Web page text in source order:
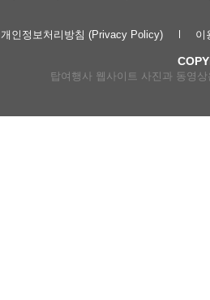
개인정보처리방침 (Privacy Policy) 이
탑여행사 웹사이트 사진과 동영